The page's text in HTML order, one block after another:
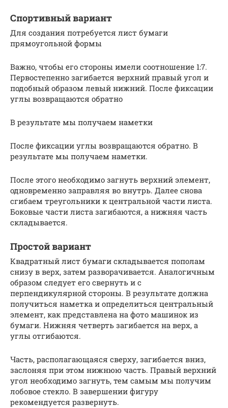
Спортивный вариант
Для создания потребуется лист бумаги
прямоугольной формы
Важно, чтобы его стороны имели соотношение 1:7.
Первостепенно загибается верхний правый угол и
подобный образом левый нижний. После фиксации
углы возвращаются обратно
В результате мы получаем наметки
После фиксации углы возвращаются обратно. В
результате мы получаем наметки.
После этого необходимо загнуть верхний элемент,
одновременно заправляя во внутрь. Далее снова
сгибаем треугольники к центральной части листа.
Боковые части листа загибаются, а нижняя часть
складывается.
Простой вариант
Квадратный лист бумаги складывается пополам
снизу в верх, затем разворачивается. Аналогичным
образом следует его свернуть и с
перпендикулярной стороны. В результате должна
получиться наметка и определиться центральный
элемент, как представлена на фото машинок из
бумаги. Нижняя четверть загибается на верх, а
углы отгибаются.
Часть, располагающаяся сверху, загибается вниз,
заслоняя при этом нижнюю часть. Правый верхний
угол необходимо загнуть, тем самым мы получим
лобовое стекло. В завершении фигуру
рекомендуется развернуть.